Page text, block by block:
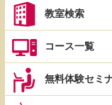
教室検索
コース一覧
無料体験セミ